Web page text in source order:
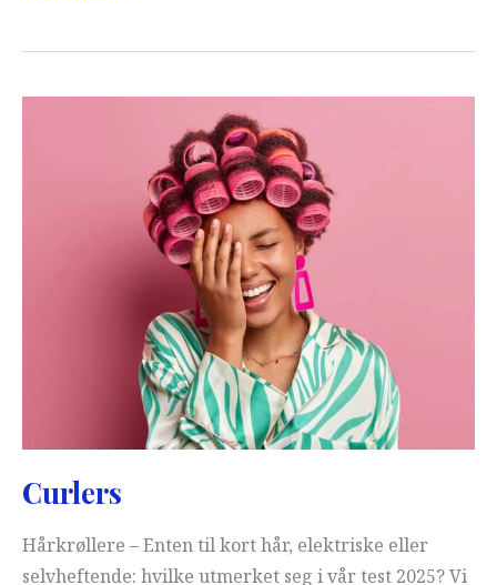
Curlers
Hårkrøllere – Enten til kort hår, elektriske eller
selvheftende: hvilke utmerket seg i vår test 2025? Vi